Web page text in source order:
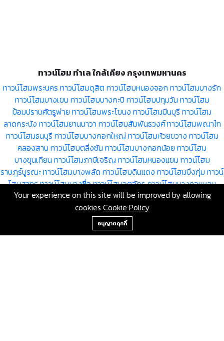
ทาวน์โฮม ทำเล ใกล้เคียง กรุงเทพมหานคร
ทาวน์โฮมพระนคร ทาวน์โฮมดุสิต ทาวน์โฮมหนองจอก ทาวน์โฮมบางรัก
ทาวน์โฮมบางเขน ทาวน์โฮมบางกะปิ ทาวน์โฮมปทุมวัน ทาวน์โฮม
ป้อมปราบศัตรูพ่าย ทาวน์โฮมพระโขนง ทาวน์โฮมมีนบุรี ทาวน์โฮม
ลาดกระบัง ทาวน์โฮมยานนาวา ทาวน์โฮมสัมพันธวงศ์ทาวน์โฮมพญาไท
ทาวน์โฮมธนบุรี ทาวน์โฮมบางกอกใหญ่ ทาวน์โฮมห้วยขวาง ทาวน์โฮม
คลองสาน ทาวน์โฮมตลิ่งชัน ทาวน์โฮมบางกอกน้อย ทาวน์โฮม
บางขุนเทียน ทาวน์โฮมภาษีเจริญ ทาวน์โฮมหนองแขม ทาวน์โฮม
ราษฎร์บูรณะทาวน์โฮมบางพลัด ทาวน์โฮมดินแดง ทาวน์โฮมบึงกุ่ม ทาวน์
โฮมสาทรทาวน์โฮมบางซื่อทาวน์โฮมจตุจักรทาวน์โฮมบางคอแหลม
ทาวน์โฮมประเวศทาวน์โฮมคลองเตยทาวน์โฮมสวนหลวงทาวน์โฮม
ทาวน์โฮมดอนเมืองทาวน์โฮมราชเทวีทาวน์โฮมลาดพร้าว
ทาวน์โฮมหลักสี่
ทาวน์โฮมสะพานสูงทาวน์โฮมวังทองหลาง
+66-2-840-2224, 081-638-9190
Your experience on this site will be improved by allowing
cookies Cookie Policy
อนุญาตคุกกี้